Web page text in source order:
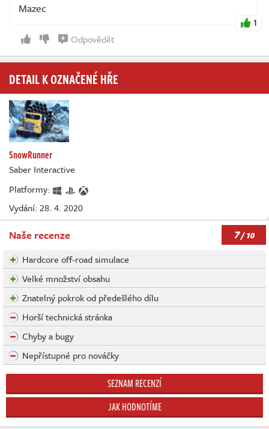
Mazec
1
Odpovědět
DETAIL K OZNAČENÉ HŘE
SnowRunner
Saber Interactive
Platformy:
Vydání: 28. 4. 2020
Naše recenze 7/ 10
Hardcore off-road simulace
Velké množství obsahu
Znatelný pokrok od předešlého dílu
Horší technická stránka
Chyby a bugy
Nepřístupné pro nováčky
SEZNAM RECENZÍ
JAK HODNOTÍME